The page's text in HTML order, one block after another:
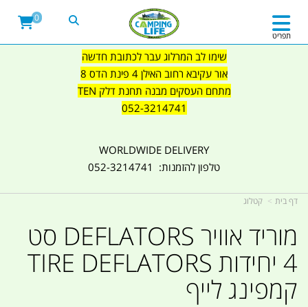
שימו לב המרלוג עבר לכתובת חדשה
אור עקיבא רחוב האילן 4 פינת הדס 8
מתחם העסקים מבנה תחנת דלק TEN
052-3214741
WORLDWIDE DELIVERY
טלפון להזמנות: 052-3214741
תפריט
0
דף בית קטלוג
מוריד אוויר DEFLATORS סט
4 יחידות TIRE DEFLATORS
קמפינג לייף